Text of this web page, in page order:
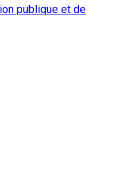
publique et de